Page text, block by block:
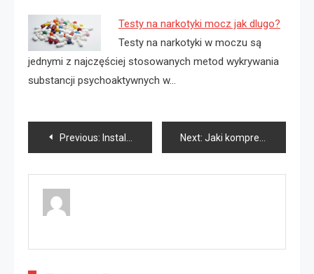
Testy na narkotyki mocz jak dlugo?
Testy na narkotyki w moczu są
jednymi z najczęściej stosowanych metod wykrywania
substancji psychoaktywnych w…
Nawigacja
wpisu
Previous: Instalacje elektryczne jakie przewody? Next: Jaki kompresor wybrać do garażu?